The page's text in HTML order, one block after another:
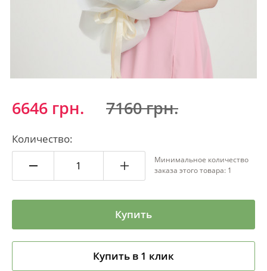
6646 грн. 7160 грн.
Количество:
Минимальное количество
заказа этого товара: 1
Купить
Купить в 1 клик